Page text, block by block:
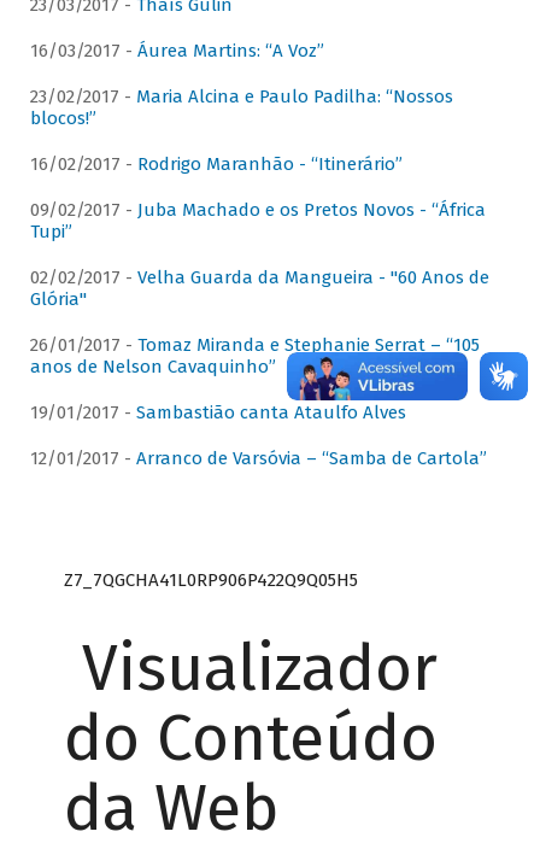
23/03/2017 - Thaís Gulin
16/03/2017 - Áurea Martins: “A Voz”
23/02/2017 - Maria Alcina e Paulo Padilha: “Nossos
blocos!”
16/02/2017 - Rodrigo Maranhão - “Itinerário”
09/02/2017 - Juba Machado e os Pretos Novos - “África
Tupi”
02/02/2017 - Velha Guarda da Mangueira - "60 Anos de
Glória"
26/01/2017 - Tomaz Miranda e Stephanie Serrat – “105
anos de Nelson Cavaquinho”
19/01/2017 - Sambastião canta Ataulfo Alves
12/01/2017 - Arranco de Varsóvia – “Samba de Cartola”
Z7_7QGCHA41L0RP906P422Q9Q05H5
Visualizador
do Conteúdo
da Web